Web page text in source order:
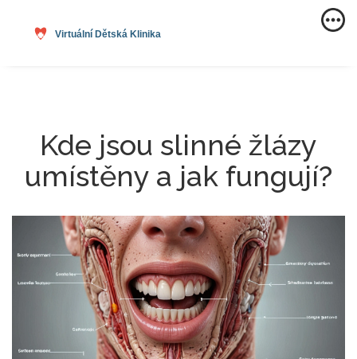
Kde jsou slinné žlázy
umístěny a jak fungují?